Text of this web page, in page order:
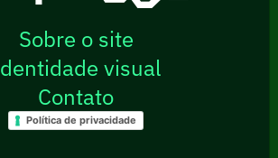
Sobre o site
visual
Contato
Política de privacidade